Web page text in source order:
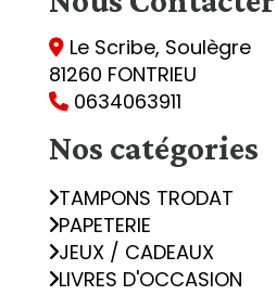
 Le Scribe, Soulègre
81260 FONTRIEU
 0634063911
Nos catégories
TAMPONS TRODAT
PAPETERIE
JEUX / CADEAUX
LIVRES D'OCCASION